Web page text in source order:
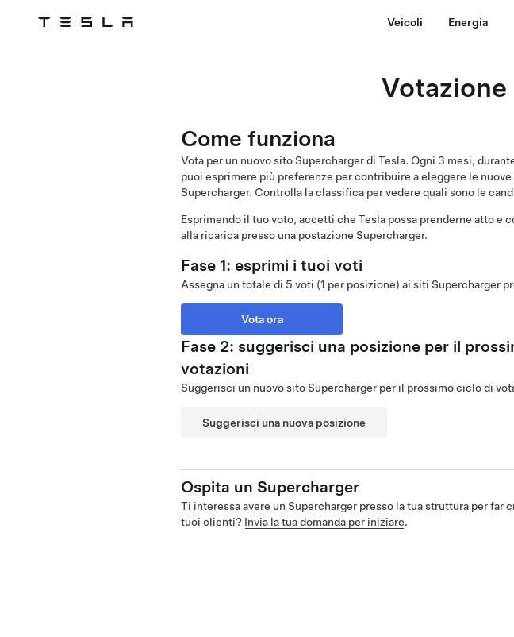
Tesla Veicoli Energia
Come funziona
Vota per un nuovo sito Supercharger di Tesla. Ogni 3 mesi,
puoi esprimere più preferenze per contribuire a eleggere le nuove
Supercharger. Controlla la classifica per vedere quali sono le
Esprimendo il tuo voto, accetti che Tesla possa prenderne atto e
alla ricarica presso una postazione Supercharger.
Fase 1: esprimi i tuoi voti
Assegna un totale di 5 voti (1 per posizione) ai siti Supercharger
Vota ora
Fase 2: suggerisci una posizione per il
votazioni
Suggerisci un nuovo sito Supercharger per il prossimo ciclo di
Suggerisci una nuova posizione
Ospita un Supercharger
Ti interessa avere un Supercharger presso la tua struttura per far
tuoi clienti? Invia la tua domanda per iniziare.